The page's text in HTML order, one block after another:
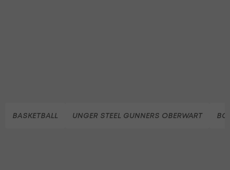
BASKETBALL UNGER STEEL GUNNERS OBERWART BC